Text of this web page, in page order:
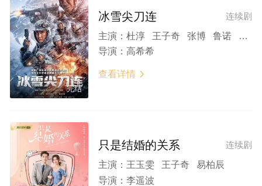
完结
连续剧
冰雪尖刀连
主演： 杜淳 王子奇 张博 鲁诺 姬他
导演： 高希希
查看详情 
连续剧
只是结婚的关系
主演： 王玉雯 王子奇 易柏辰
导演： 李遥波